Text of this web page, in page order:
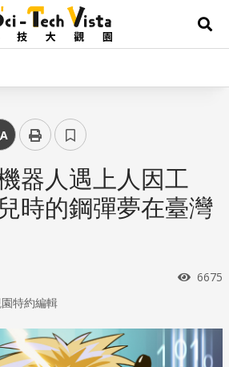
展
器人遇上人因工
時的鋼彈夢在臺灣
瀏覽
6675
特約編輯